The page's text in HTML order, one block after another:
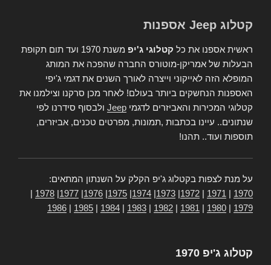
קטלוג Jeep אספנות
ראשית אספנו את כל קטלוגי ג'יפ
משנת 1970 ועד תום תקופת
הבעלות של אמריקן-מוטורס החברה שהפכה את המותג
המופלא הזה לאייקוני וייצרה לאורך השנים את דגמי ג'יפי
האספנות הנחשקים ביותר בעולם! לאחר מכן סרקנו וצילמנו את
קטלוגי המכירות והאביזרים לדגמי Jeep ולבסוף סידרנו לפי
שנתונים.. עיינו בכתבות ,תמונות, מפרטים טכנים, אביזרים,
תוספות ועוד.. תהנו!
על מנת לצפות בקטלוג ג'יפ הקלק על השנתון המתאים:
1970
1971
1972
1973
1974
1975
1976
1977
1978
1979
1980
1981
1982
1983
1984
1985
1986
קטלוג ג'יפ 1970